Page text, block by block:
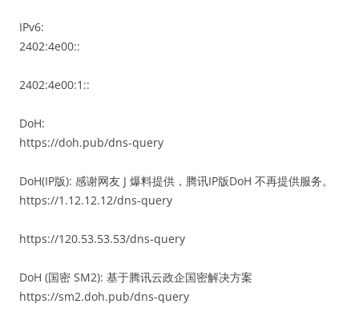
IPv6:
2402:4e00::
2402:4e00:1::
DoH:
https://doh.pub/dns-query
DoH(IP版): 感谢网友 J 爆料提供，腾讯IP版DoH 不再提供服务。
https://1.12.12.12/dns-query
https://120.53.53.53/dns-query
DoH (国密 SM2): 基于腾讯云政企国密解决方案
https://sm2.doh.pub/dns-query